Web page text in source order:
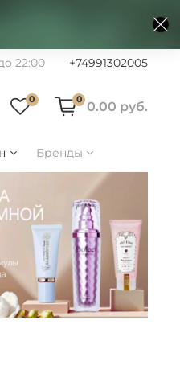
22:00 +74991302005
0 0 0.00 руб.
Бренды